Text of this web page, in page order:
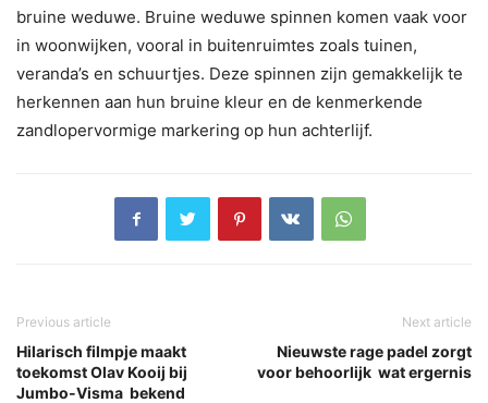
bruine weduwe. Bruine weduwe spinnen komen vaak voor
in woonwijken, vooral in buitenruimtes zoals tuinen,
veranda’s en schuurtjes. Deze spinnen zijn gemakkelijk te
herkennen aan hun bruine kleur en de kenmerkende
zandlopervormige markering op hun achterlijf.
Previous article
Hilarisch filmpje maakt
toekomst Olav Kooij bij
Jumbo-Visma bekend
Next article
Nieuwste rage padel zorgt
voor behoorlijk wat ergernis